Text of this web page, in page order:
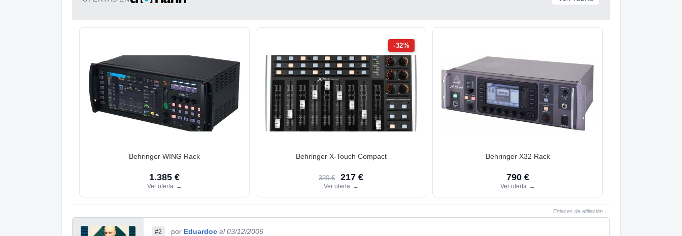
Behringer WING Rack
1.385 €
Ver oferta →
-32%
Behringer X-Touch Compact
320 € 217 €
Ver oferta →
Behringer X32 Rack
790 €
Ver oferta →
Enlaces de afiliación
#2 por Eduardoc el 03/12/2006